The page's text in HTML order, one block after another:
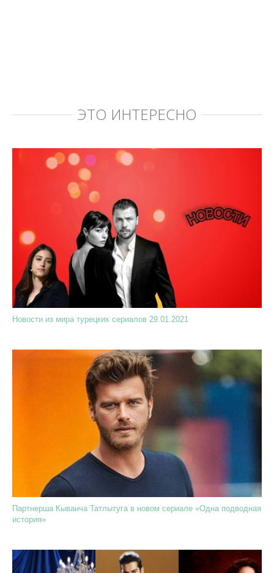
ЭТО ИНТЕРЕСНО
Новости из мира турецких сериалов 29.01.2021
Партнерша Кыванча Татлытуга в новом сериале «Одна подводная
история»